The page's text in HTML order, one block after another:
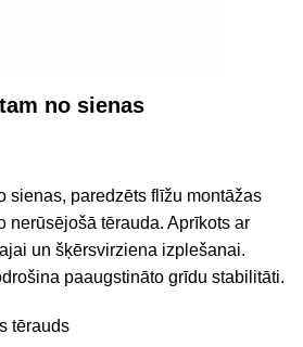
no sienas
sienas, paredzēts flīžu montāžas
nerūsējošā tērauda. Aprīkots ar
un šķērsvirziena izplešanai.
paaugstināto grīdu stabilitāti.
tērauds